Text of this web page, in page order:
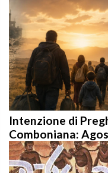
Intenzione di
Comboniana: